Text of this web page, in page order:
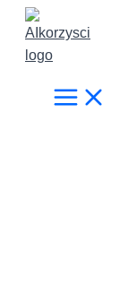
Przejdź
treści